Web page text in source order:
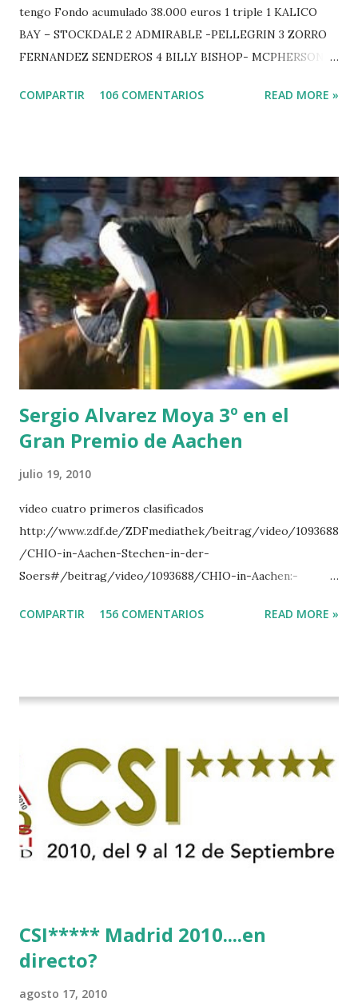
tengo Fondo acumulado 38.000 euros 1 triple 1 KALICO
BAY – STOCKDALE 2 ADMIRABLE -PELLEGRIN 3 ZORRO
FERNANDEZ SENDEROS 4 BILLY BISHOP- MCPHERSON 5
-EPAILLARD 7 GIG AMAI M WHITAKER 8 SILVANA DU
POWER - MILLAR 5 ARMANIE -VOORN 6 QUERLYBET
HERO -LEJAUNE 7 MO CHROI - O’BRIEN 8 CARMENA Z -
BREEN 9 JALLA DE GAVIERE -RAMZY AL DUHAMI 10
NOVEL -PHILIPPAERTS 3 triple 1 LATE NIGHT -LEVY 2 K
CLUB LADY -O’CONNOR 3 QUICK STUDY - HOUGH 4
LORENZO -AHLMANN 5 L’ESPOIR -GULLIKSEN 6
TOPINAMBOUR -LEPREVOST 7 WISCONSIN 111 -MOYA 8
INTERTOY Z - BRASH 9 HERALD –CORDON 10 SELDANA
DI CAMPALTO -SHARBATLY Vuelta Triunfal... el ganador
del Gran Premio en su vuelta de honor
COMPARTIR 106 COMENTARIOS READ MORE »
Sergio Alvarez Moya 3º en el
Gran Premio de Aachen
julio 19, 2010
vídeo cuatro primeros clasificados
http://www.zdf.de/ZDFmediathek/beitrag/video/1093688
/CHIO-in-Aachen-Stechen-in-der-
Soers#/beitrag/video/1093688/CHIO-in-Aachen:-
COMPARTIR 156 COMENTARIOS READ MORE »
CSI***** Madrid 2010....en
directo?
agosto 17, 2010